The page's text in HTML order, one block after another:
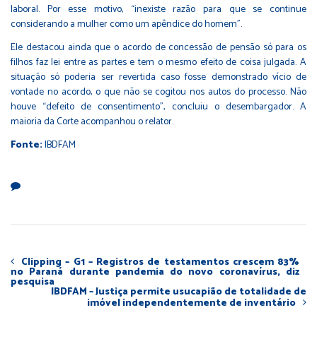
laboral. Por esse motivo, “inexiste razão para que se continue
considerando a mulher como um apêndice do homem”.
Ele destacou ainda que o acordo de concessão de pensão só para os
filhos faz lei entre as partes e tem o mesmo efeito de coisa julgada. A
situação só poderia ser revertida caso fosse demonstrado vício de
vontade no acordo, o que não se cogitou nos autos do processo. Não
houve “defeito de consentimento”, concluiu o desembargador. A
maioria da Corte acompanhou o relator.
Fonte:IBDFAM
Clipping – G1 – Registros de testamentos crescem 83%
no Paraná durante pandemia do novo coronavírus, diz
pesquisa
IBDFAM – Justiça permite usucapião de totalidade de
imóvel independentemente de inventário